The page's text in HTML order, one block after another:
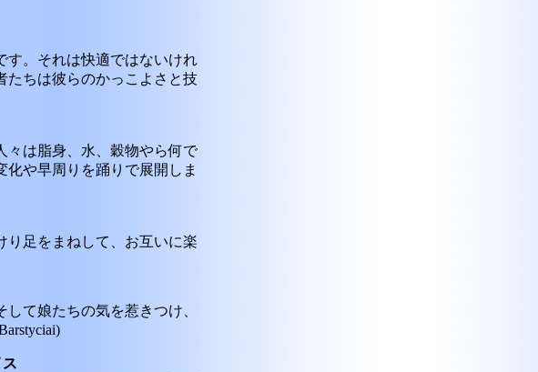
す。それは快適ではないけれ
たちは彼らのかっこよさと技
々は脂身、水、穀物やら何で
や早周りを踊りで展開しま
り足をまねして、お互いに楽
て娘たちの気を惹きつけ、